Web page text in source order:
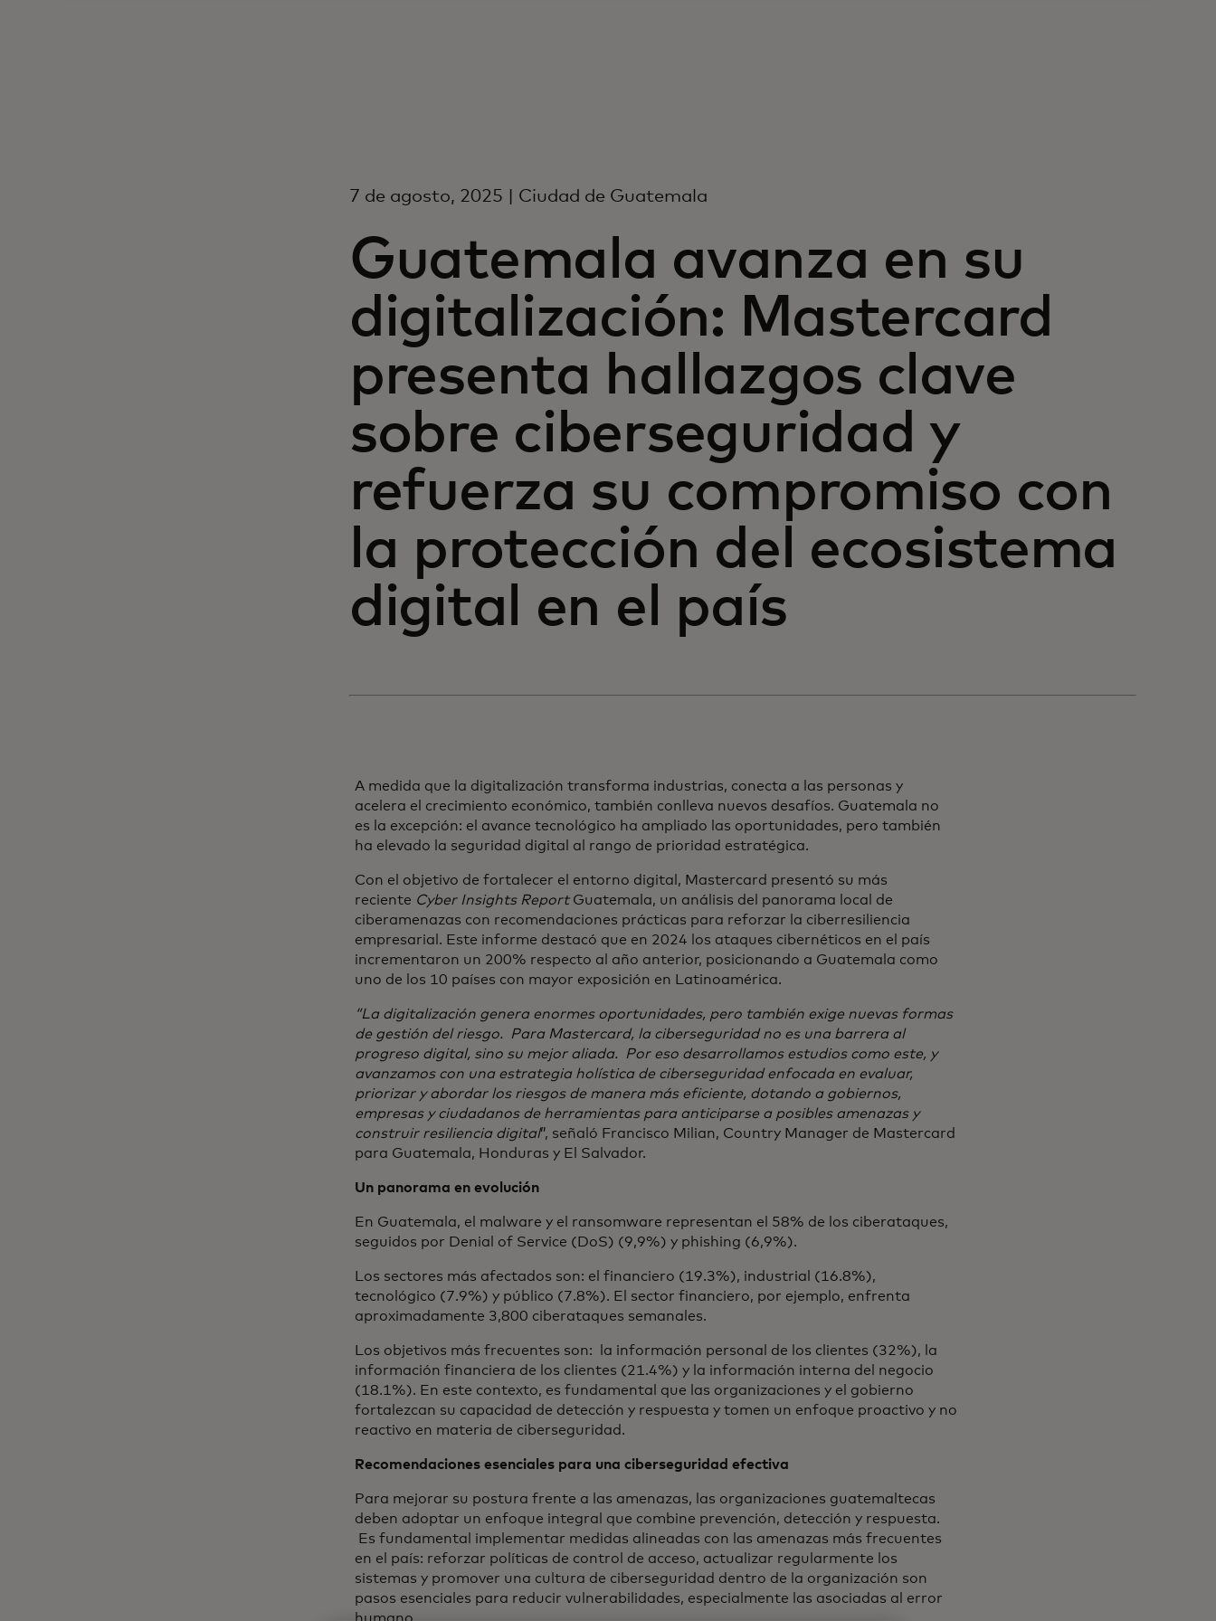
7 de agosto, 2025 | Ciudad de Guatemala
Guatemala avanza en su
digitalización: Mastercard
presenta hallazgos clave
sobre ciberseguridad y
refuerza su compromiso con
la protección del ecosistema
digital en el país
A medida que la digitalización transforma industrias, conecta a las personas y
acelera el crecimiento económico, también conlleva nuevos desafíos. Guatemala no
es la excepción: el avance tecnológico ha ampliado las oportunidades, pero también
ha elevado la seguridad digital al rango de prioridad estratégica.
Con el objetivo de fortalecer el entorno digital, Mastercard presentó su más
reciente Cyber Insights ReportGuatemala, un análisis del panorama local de
ciberamenazas con recomendaciones prácticas para reforzar la ciberresiliencia
empresarial. Este informe destacó que en 2024 los ataques cibernéticos en el país
incrementaron un 200% respecto al año anterior, posicionando a Guatemala como
uno de los 10 países con mayor exposición en Latinoamérica.
“La digitalización genera enormes oportunidades, pero también exige nuevas formas
de gestión del riesgo. Para Mastercard, la ciberseguridad no es una barrera al
progreso digital, sino su mejor aliada. Por eso desarrollamos estudios como este, y
avanzamos con una estrategia holística de ciberseguridad enfocada en evaluar,
priorizar y abordar los riesgos de manera más eficiente, dotando a gobiernos,
empresas y ciudadanos de herramientas para anticiparse a posibles amenazas y
construir resiliencia digital”, señaló Francisco Milian, Country Manager de Mastercard
para Guatemala, Honduras y El Salvador.
Un panorama en evolución
En Guatemala, el malware y el ransomware representan el 58% de los ciberataques,
seguidos por Denial of Service (DoS) (9,9%) y phishing (6,9%).
Los sectores más afectados son: el financiero (19.3%), industrial (16.8%),
tecnológico (7.9%) y público (7.8%). El sector financiero, por ejemplo, enfrenta
aproximadamente 3,800 ciberataques semanales.
Los objetivos más frecuentes son: la información personal de los clientes (32%), la
información financiera de los clientes (21.4%) y la información interna del negocio
(18.1%). En este contexto, es fundamental que las organizaciones y el gobierno
fortalezcan su capacidad de detección y respuesta y tomen un enfoque proactivo y no
reactivo en materia de ciberseguridad.
Recomendaciones esenciales para una ciberseguridad efectiva
Para mejorar su postura frente a las amenazas, las organizaciones guatemaltecas
deben adoptar un enfoque integral que combine prevención, detección y respuesta.
Es fundamental implementar medidas alineadas con las amenazas más frecuentes
en el país: reforzar políticas de control de acceso, actualizar regularmente los
sistemas y promover una cultura de ciberseguridad dentro de la organización son
pasos esenciales para reducir vulnerabilidades, especialmente las asociadas al error